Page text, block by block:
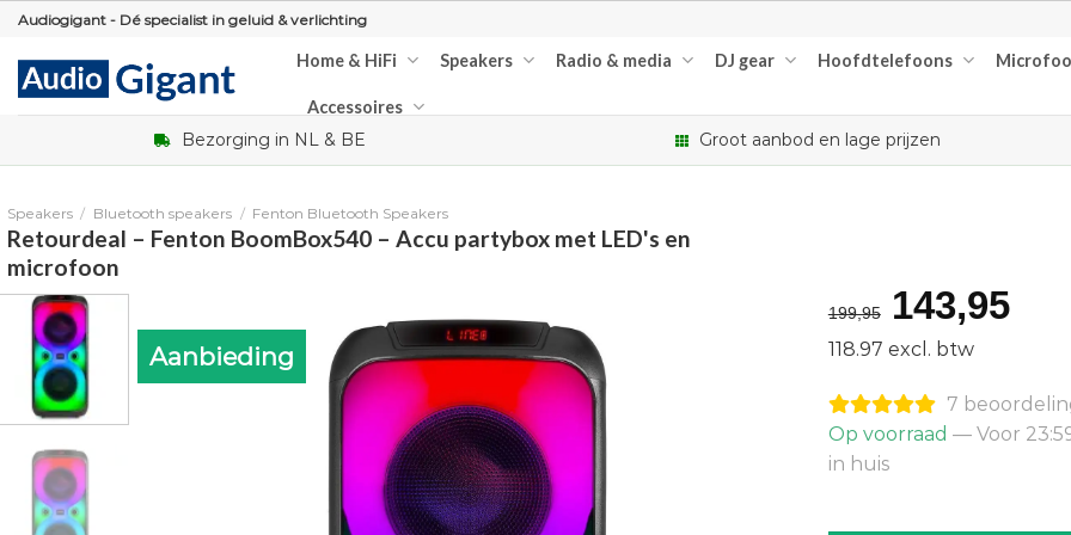
Skip
content
Audiogigant - Dé specialist in geluid & verlichting
Home & HiFi Speakers Radio & media DJ gear Hoofdtelefoons
Accessoires
Bezorging in NL & BE Groot aanbod en lage prijzen
Speakers / Bluetooth speakers / Fenton Bluetooth Speakers
Retourdeal – Fenton BoomBox540 – Accu partybox met LED's en
microfoon
Aanbieding
199,95
prijs
was:
€199,95.
143,95
is:
118.97 excl. btw
7
Op voorraad — Voor
in huis